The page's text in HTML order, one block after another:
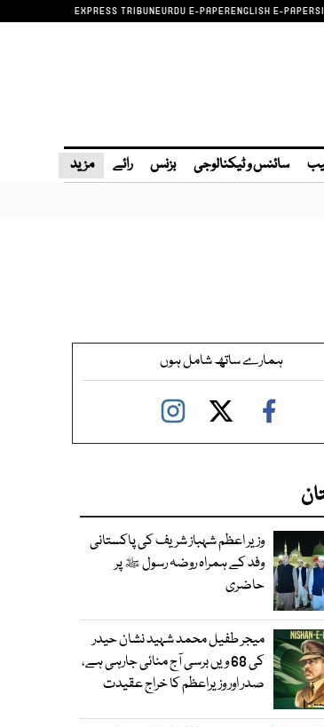
EXPRESS TRIBUNEURDU E-PAPERENGLISH E-PAPER
سائنس و ٹیکنالوجی بزنس رائے مزید
ہمارے ساتھ شامل ہوں
وزیر اعظم شہباز شریف کی پاکستانی
وفد کے ہمراہ روضہ رسول ﷺ پر
حاضری
میجر طفیل محمد شہید نشان حیدر
کی 68 ویں برسی آج منائی جارہی ہے،
صدر اور وزیراعظم کا خراج عقیدت